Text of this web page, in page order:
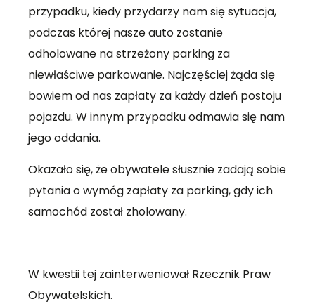
przypadku, kiedy przydarzy nam się sytuacja,
podczas której nasze auto zostanie
odholowane na strzeżony parking za
niewłaściwe parkowanie. Najczęściej żąda się
bowiem od nas zapłaty za każdy dzień postoju
pojazdu. W innym przypadku odmawia się nam
jego oddania.
Okazało się, że obywatele słusznie zadają sobie
pytania o wymóg zapłaty za parking, gdy ich
samochód został zholowany.
W kwestii tej zainterweniował Rzecznik Praw
Obywatelskich.